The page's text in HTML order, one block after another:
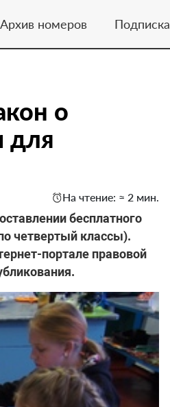
Архив номеров Подписка
о
для
На чтение: ≈ 2 мин.
бесплатного
четвертый классы).
портале правовой